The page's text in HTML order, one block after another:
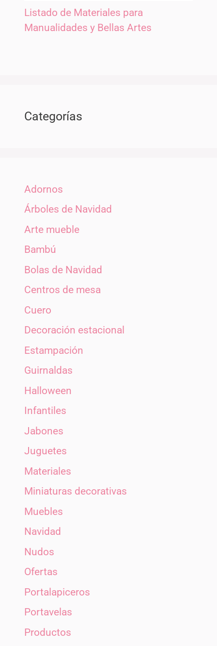
Listado de Materiales para
Manualidades y Bellas Artes
Categorías
Adornos
Árboles de Navidad
Arte mueble
Bambú
Bolas de Navidad
Centros de mesa
Cuero
Decoración estacional
Estampación
Guirnaldas
Halloween
Infantiles
Jabones
Juguetes
Materiales
Miniaturas decorativas
Muebles
Navidad
Nudos
Ofertas
Portalapiceros
Portavelas
Productos